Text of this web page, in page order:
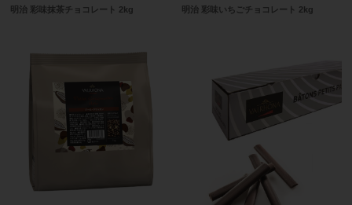
明治 彩味抹茶チョコレート 2kg 明治 彩味いちごチョコレート 2kg